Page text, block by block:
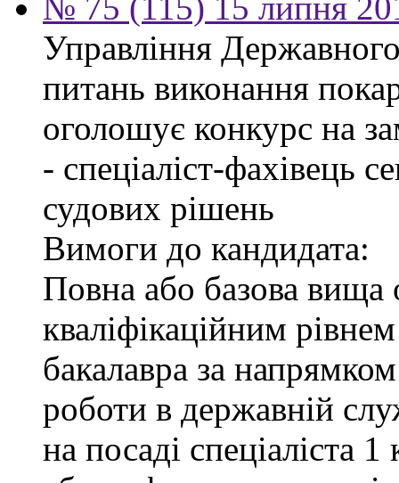
Управління
питань виконання
оголошує конкурс на
- спеціаліст-фахівець
судових рішень
Вимоги до кандидата:
Повна або базова вища
кваліфікаційним
бакалавра за
роботи в державній
на посаді спеціаліста